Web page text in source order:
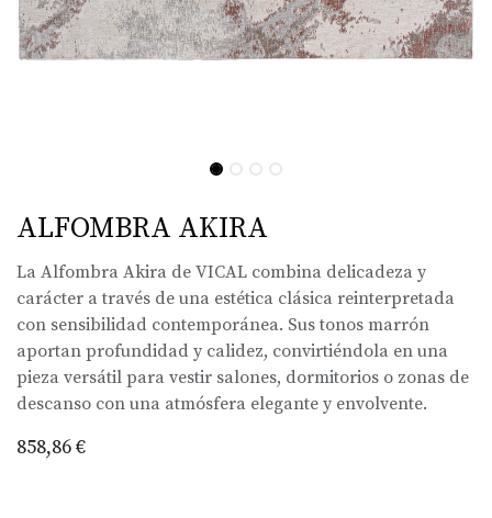
ALFOMBRA AKIRA
La Alfombra Akira de VICAL combina delicadeza y
carácter a través de una estética clásica reinterpretada
con sensibilidad contemporánea. Sus tonos marrón
aportan profundidad y calidez, convirtiéndola en una
pieza versátil para vestir salones, dormitorios o zonas de
descanso con una atmósfera elegante y envolvente.
858,86€